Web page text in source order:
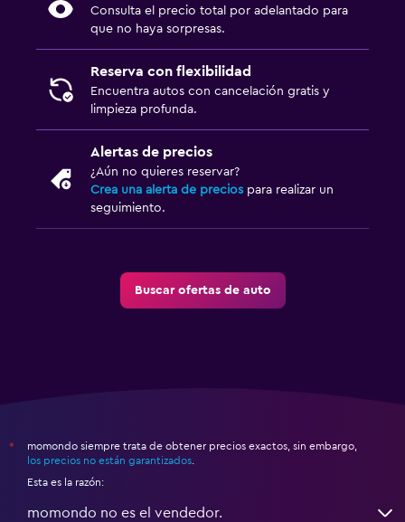
Consulta el precio total por adelantado para
que no haya sorpresas.
Reserva con flexibilidad
Encuentra autos con cancelación gratis y
limpieza profunda.
Alertas de precios
¿Aún no quieres reservar?
Crea una alerta de precios para realizar un
seguimiento.
Buscar ofertas de auto
*
momondo siempre trata de obtener precios exactos, sin embargo,
los precios no están garantizados
Esta es la razón:
momondo no es el vendedor.